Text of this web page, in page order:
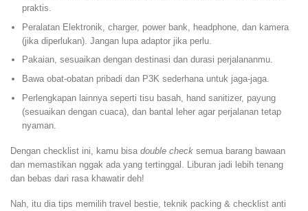
praktis.
Peralatan Elektronik, charger, power bank, headphone, dan kamera
(jika diperlukan). Jangan lupa adaptor jika perlu.
Pakaian, sesuaikan dengan destinasi dan durasi perjalananmu.
Bawa obat-obatan pribadi dan P3K sederhana untuk jaga-jaga.
Perlengkapan lainnya seperti tisu basah, hand sanitizer, payung
(sesuaikan dengan cuaca), dan bantal leher agar perjalanan tetap
nyaman.
Dengan checklist ini, kamu bisa double check semua barang bawaan
dan memastikan nggak ada yang tertinggal. Liburan jadi lebih tenang
dan bebas dari rasa khawatir deh!
Nah, itu dia tips memilih travel bestie, teknik packing & checklist anti